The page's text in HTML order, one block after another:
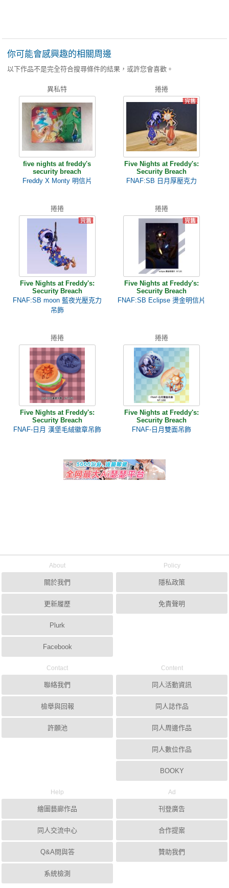
你可能會感興趣的相關周邊
以下作品不是完全符合搜尋條件的結果，或許您會喜歡。
異私特
five nights at freddy's
security breach
Freddy X Monty 明信片
捲捲
Five Nights at Freddy's:
Security Breach
FNAF:SB 日月厚壓克力
捲捲
Five Nights at Freddy's:
Security Breach
FNAF:SB moon 藍夜光壓克力
吊飾
捲捲
Five Nights at Freddy's:
Security Breach
FNAF:SB Eclipse 燙金明信片
捲捲
Five Nights at Freddy's:
Security Breach
FNAF-日月 漢堡毛絨徽章吊飾
捲捲
Five Nights at Freddy's:
Security Breach
FNAF-日月雙面吊飾
About
關於我們
更新履歷
Plurk
Facebook
Policy
隱私政策
免責聲明
Contact
聯絡我們
檢舉與回報
許願池
Content
同人活動資訊
同人誌作品
同人周邊作品
同人數位作品
BOOKY
Help
繪圖藝廊作品
同人交流中心
Q&A問與答
系統檢測
Ad
刊登廣告
合作提案
贊助我們